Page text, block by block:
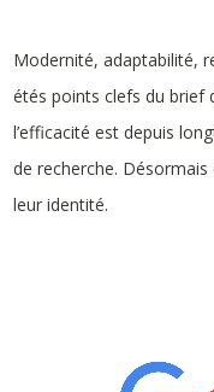
Modernité, adaptabilité,
étés points clefs du brief
l’efficacité est depuis
de recherche.
leur identité.